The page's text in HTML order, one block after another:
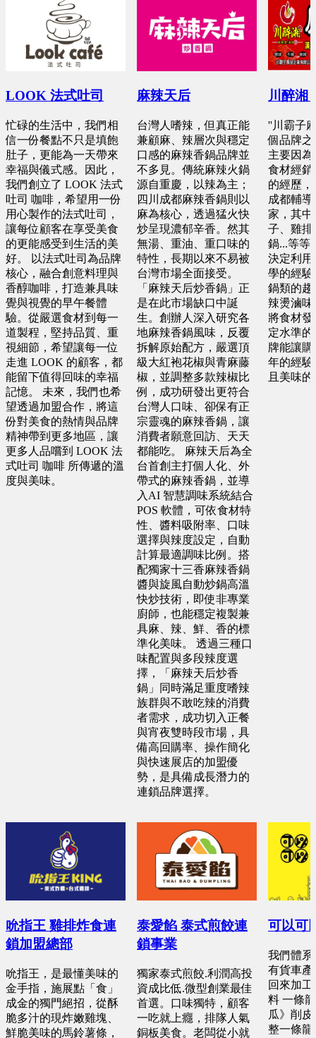
新北市 楊X
預算 25 萬 ~ 50 萬
台中市 何X儒
台北市 張X仕
預算 25 萬 ~ 50 萬
新竹市 EXc
預算 100 萬 ~ 100 萬
基隆市 胡X姐
預算 50 萬 ~ 100 萬
台南市 郭X洺
預算 25 萬 ~ 100 萬
桃園市 謝X孝
預算 25 萬 ~ 100 萬
金門縣 許X浚
預算 25 萬 ~ 100 萬
台中市 葉X鑫
預算 100 萬 ~ 150 萬
新北市 蕭X微
預算 200 萬 ~ 200 萬
桃園市 黃X祥
預算 100 萬 ~ 200 萬
屏東縣 邱X瑄
預算 100 萬 ~ 250 萬
台中市 何X廷
預算 150 萬 ~ 300 萬
高雄市 葉X姐
預算 25 萬 ~ 300 萬
彰化縣 蕭X豐
預算 25 萬 ~ 200 萬
LOOK 法式吐司
忙碌的生活中，我們相
信一份餐點不只是填飽
肚子，更能為一天帶來
幸福與儀式感。因此，
我們創立了 LOOK 法式
吐司 咖啡，希望用一份
用心製作的法式吐司，
讓每位顧客在享受美食
的更能感受到生活的美
好。 以法式吐司為品牌
核心，融合創意料理與
香醇咖啡，打造兼具味
覺與視覺的早午餐體
驗。從嚴選食材到每一
道製程，堅持品質、重
視細節，希望讓每一位
走進 LOOK 的顧客，都
能留下值得回味的幸福
記憶。 未來，我們也希
望透過加盟合作，將這
份對美食的熱情與品牌
精神帶到更多地區，讓
更多人品嚐到 LOOK 法
式吐司 咖啡 所傳遞的溫
度與美味。
吮指王 雞排炸食連
鎖加盟總部
吮指王，是最懂美味的
金手指，施展點「食」
成金的獨門絕招，從酥
脆多汁的現炸嫩雞塊、
鮮脆美味的馬鈴薯條，
麻辣天后
台灣人嗜辣，但真正能
兼顧麻、辣層次與穩定
口感的麻辣香鍋品牌並
不多見。傳統麻辣火鍋
源自重慶，以辣為主；
四川成都麻辣香鍋則以
麻為核心，透過猛火快
炒呈現濃郁辛香。然其
無湯、重油、重口味的
特性，長期以來不易被
台灣市場全面接受。
「麻辣天后炒香鍋」正
是在此市場缺口中誕
生。創辦人深入研究各
地麻辣香鍋風味，反覆
拆解原始配方，嚴選頂
級大紅袍花椒與青麻藤
椒，並調整多款辣椒比
例，成功研發出更符合
台灣人口味、卻保有正
宗靈魂的麻辣香鍋，讓
消費者願意回訪、天天
都能吃。 麻辣天后為全
台首創主打個人化、外
帶式的麻辣香鍋，並導
入AI 智慧調味系統結合
POS 軟體，可依食材特
性、醬料吸附率、口味
選擇與辣度設定，自動
計算最適調味比例。搭
配獨家十三香麻辣香鍋
醬與旋風自動炒鍋高溫
快炒技術，即使非專業
廚師，也能穩定複製兼
具麻、辣、鮮、香的標
準化美味。 透過三種口
味配置與多段辣度選
擇，「麻辣天后炒香
鍋」同時滿足重度嗜辣
族群與不敢吃辣的消費
者需求，成功切入正餐
與宵夜雙時段市場，具
備高回購率、操作簡化
與快速展店的加盟優
勢，是具備成長潛力的
連鎖品牌選擇。
泰愛餡 泰式煎餃連
鎖事業
獨家泰式煎餃.利潤高投
資成比低.微型創業最佳
首選。口味獨特，顧客
一吃就上癮，排隊人氣
銅板美食。老闆從小就
川醉湘
''川霸子
個品牌之
主要因
食材經銷
的經歷
成都輔
家，其中
子、雞排
鍋...等等
決定利用
學的經驗
鍋類的趨
辣燙滷味
將食材
定水準
牌能讓
年的經驗
且美味
可以可
我們體系
有貨車產
回來加
料 一條
瓜》削
整一條龍